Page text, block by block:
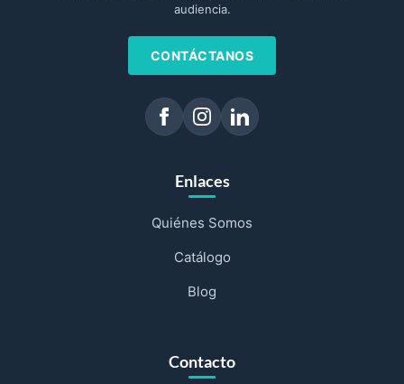
audiencia.
CONTÁCTANOS
Enlaces
Quiénes Somos
Catálogo
Blog
Contacto